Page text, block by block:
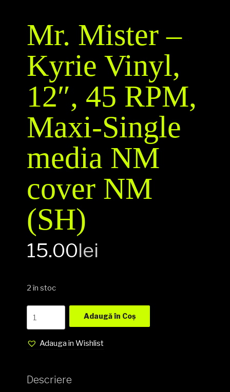
Mr. Mister –
Kyrie Vinyl,
12″, 45 RPM,
Maxi-Single
media NM
cover NM
(SH)
15.00lei
2 în stoc
Kyrie
45
Adaugă în Coș
Adauga in Wishlist
Descriere